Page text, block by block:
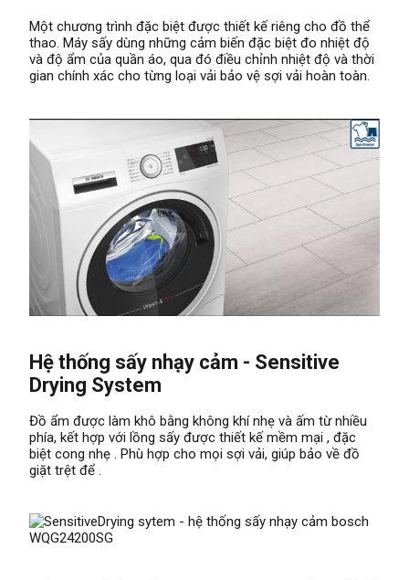
Một chương trình đặc biệt được thiết kế riêng cho đồ thể
thao. Máy sấy dùng những cảm biến đặc biệt đo nhiệt độ
và độ ẩm của quần áo, qua đó điều chỉnh nhiệt độ và thời
gian chính xác cho từng loại vải bảo vệ sợi vải hoàn toàn.
Hệ thống sấy nhạy cảm - Sensitive
Drying System
Đồ ẩm được làm khô bằng không khí nhẹ và ấm từ nhiều
phía, kết hợp với lồng sấy được thiết kế mềm mại , đặc
biệt cong nhẹ . Phù hợp cho mọi sợi vải, giúp bảo về đồ
giặt trệt để .